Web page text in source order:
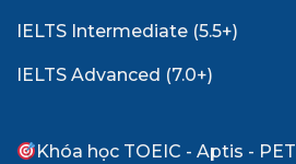
IELTS Intermediate (5.5+)
IELTS Advanced (7.0+)
Khóa học TOEIC - Aptis - PET